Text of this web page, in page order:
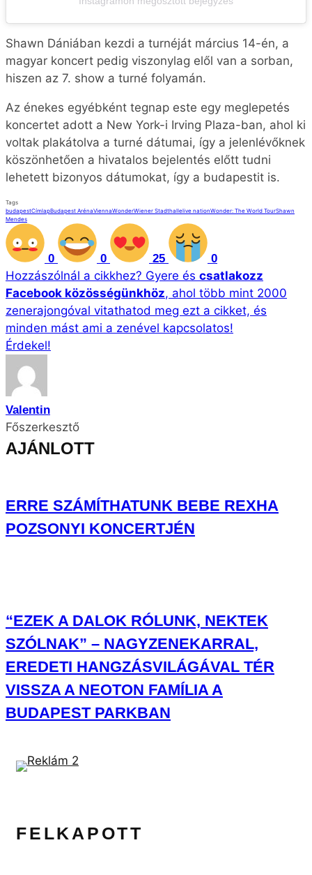
Shawn Dániában kezdi a turnéját március 14-én, a
magyar koncert pedig viszonylag elől van a sorban,
hiszen az 7. show a turné folyamán.
Az énekes egyébként tegnap este egy meglepetés
koncertet adott a New York-i Irving Plaza-ban, ahol ki
voltak plakátolva a turné dátumai, így a jelenlévőknek
köszönhetően a hivatalos bejelentés előtt tudni
lehetett bizonyos dátumokat, így a budapestit is.
Tags
budapestCímlapBudapest ArénaViennaWonderWiener Stadthallelive nationWonder: The World TourShawn
Mendes
0 0 25 0
Hozzászólnál a cikkhez? Gyere és csatlakozz
Facebook közösségünkhöz, ahol több mint 2000
zenerajongóval vitathatod meg ezt a cikket, és
minden mást ami a zenével kapcsolatos!
Érdekel!
Valentin
Főszerkesztő
AJÁNLOTT
ERRE SZÁMÍTHATUNK BEBE REXHA
POZSONYI KONCERTJÉN
“EZEK A DALOK RÓLUNK, NEKTEK
SZÓLNAK” – NAGYZENEKARRAL,
EREDETI HANGZÁSVILÁGÁVAL TÉR
VISSZA A NEOTON FAMÍLIA A
BUDAPEST PARKBAN
FELKAPOTT